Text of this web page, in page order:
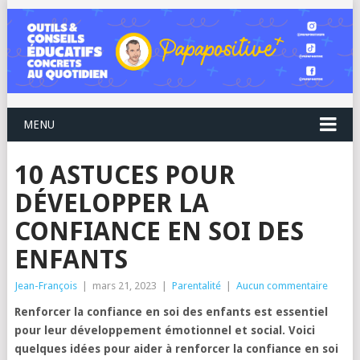
MENU
10 ASTUCES POUR
DÉVELOPPER LA
CONFIANCE EN SOI DES
ENFANTS
Jean-François mars 21, 2023 Parentalité Aucun commentaire
Renforcer la confiance en soi des enfants est essentiel
pour leur développement émotionnel et social. Voici
quelques idées pour aider à renforcer la confiance en soi